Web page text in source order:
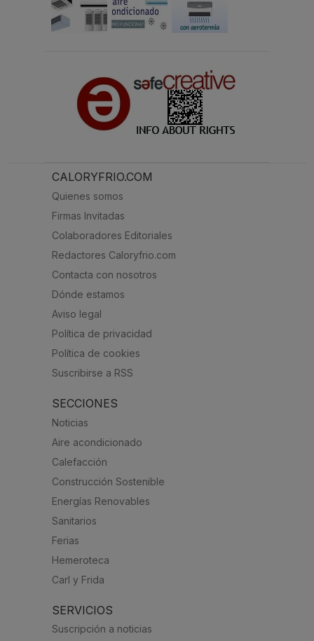
CALORYFRIO.COM
Quienes somos
Firmas Invitadas
Colaboradores Editoriales
Redactores Caloryfrio.com
Contacta con nosotros
Dónde estamos
Aviso legal
Política de privacidad
Política de cookies
Suscribirse a RSS
SECCIONES
Noticias
Aire acondicionado
Calefacción
Construcción Sostenible
Energías Renovables
Sanitarios
Ferias
Hemeroteca
Carl y Frida
SERVICIOS
Suscripción a noticias